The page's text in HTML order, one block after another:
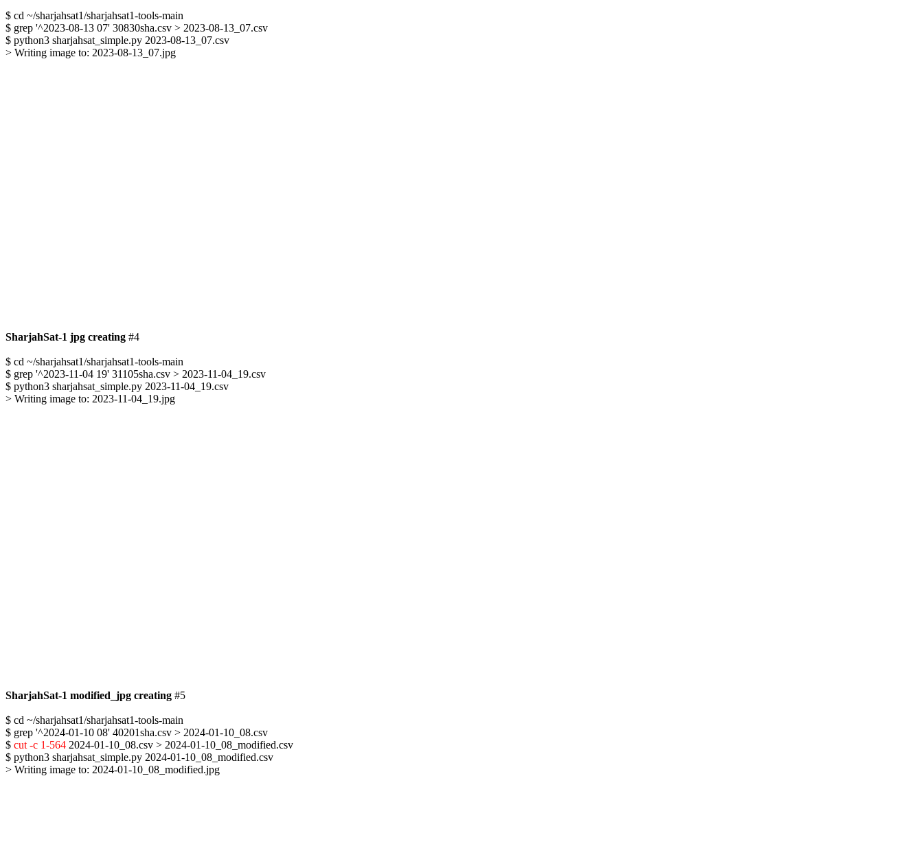
$ cd ~/sharjahsat1/sharjahsat1-tools-main
$ grep '^2023-08-13 07' 30830sha.csv > 2023-08-13_07.csv
$ python3 sharjahsat_simple.py 2023-08-13_07.csv
> Writing image to: 2023-08-13_07.jpg
SharjahSat-1 jpg creating #4
$ cd ~/sharjahsat1/sharjahsat1-tools-main
$ grep '^2023-11-04 19' 31105sha.csv > 2023-11-04_19.csv
$ python3 sharjahsat_simple.py 2023-11-04_19.csv
> Writing image to: 2023-11-04_19.jpg
SharjahSat-1 modified_jpg creating #5
$ cd ~/sharjahsat1/sharjahsat1-tools-main
$ grep '^2024-01-10 08' 40201sha.csv > 2024-01-10_08.csv
$ cut -c 1-564 2024-01-10_08.csv > 2024-01-10_08_modified.csv
$ python3 sharjahsat_simple.py 2024-01-10_08_modified.csv
> Writing image to: 2024-01-10_08_modified.jpg